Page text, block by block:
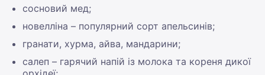
сосновий мед;
новелліна – популярний сорт апельсинів;
гранати, хурма, айва, мандарини;
салеп – гарячий напій із молока та кореня дикої